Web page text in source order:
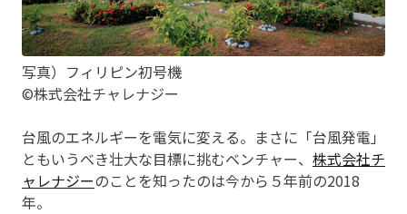
写真）フィリピン初号機
©株式会社チャレナジー
台風のエネルギーを電気に変える。まさに「台風発電」
ともいうべき壮大な目標に挑むベンチャー、 株式会社チ
ャレナジーのことを知ったのは今から５年前の2018
年。